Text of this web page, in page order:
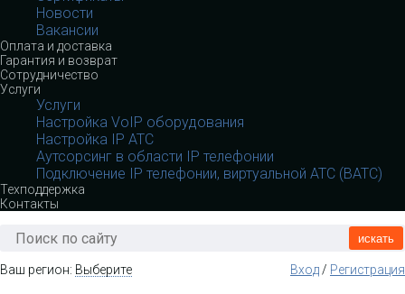
Новости
Вакансии
Оплата и доставка
Гарантия и возврат
Сотрудничество
Услуги
Услуги
Настройка VoIP оборудования
Настройка IP АТС
Аутсорсинг в области IP телефонии
Подключение IP телефонии, виртуальной АТС (ВАТС)
Техподдержка
Контакты
искать
Ваш регион: Выберите Вход/ Регистрация